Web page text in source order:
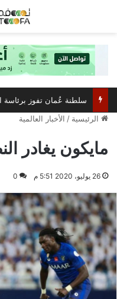
الرئيسية / الأخبار العالمية
مايكون يغادر
26 يوليو، 2020 5:51 م 0